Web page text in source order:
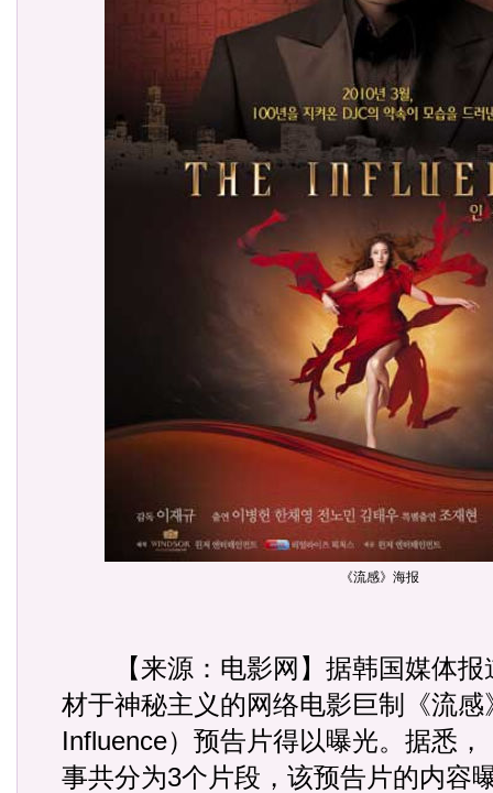
《流感》海报
【来源：电影网】据韩国媒体报
材于神秘主义的网络电影巨制《流感
Influence）预告片得以曝光。据悉
事共分为3个片段，该预告片的内容